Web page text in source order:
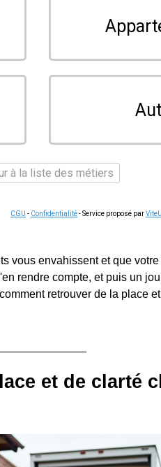
à la liste des métiers
CGU - Confidentialité- Service proposé par
vous envahissent et que
rendre compte, et puis un
retrouver de la place
et de clarté